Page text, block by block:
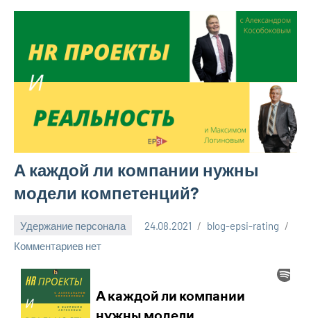
А каждой ли компании нужны
модели компетенций?
Удержание персонала 24.08.2021
blog-epsi-rating
Комментариев нет